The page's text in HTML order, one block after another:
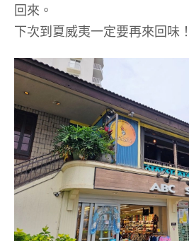
回來。
下次到夏威夷一定要再來回味！